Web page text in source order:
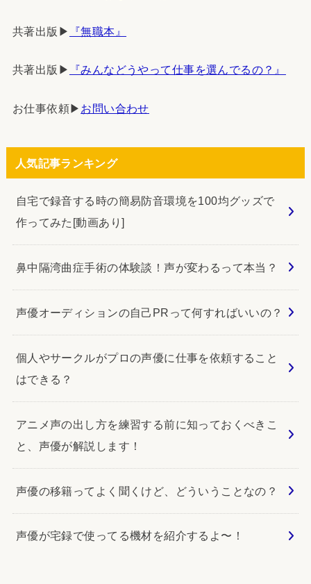
共著出版▶︎ 『無職本』
共著出版▶︎ 『みんなどうやって仕事を選んでるの？』
お仕事依頼▶︎ お問い合わせ
人気記事ランキング
自宅で録音する時の簡易防音環境を100均グッズで
作ってみた[動画あり]
鼻中隔湾曲症手術の体験談！声が変わるって本当？
声優オーディションの自己PRって何すればいいの？
個人やサークルがプロの声優に仕事を依頼すること
はできる？
アニメ声の出し方を練習する前に知っておくべきこ
と、声優が解説します！
声優の移籍ってよく聞くけど、どういうことなの？
声優が宅録で使ってる機材を紹介するよ〜！